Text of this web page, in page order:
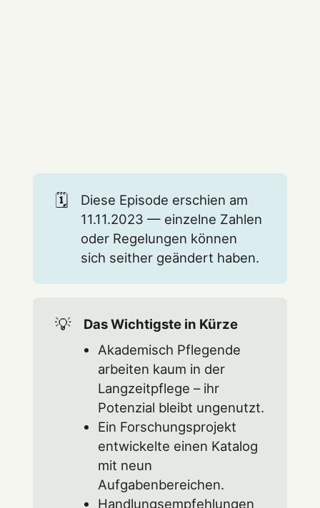
🗓️
Diese Episode erschien am
11.11.2023 — einzelne Zahlen
oder Regelungen können
sich seither geändert haben.
💡
Das Wichtigste in Kürze
Akademisch Pflegende
arbeiten kaum in der
Langzeitpflege – ihr
Potenzial bleibt ungenutzt.
Ein Forschungsprojekt
entwickelte einen Katalog
mit neun
Aufgabenbereichen.
Handlungsempfehlungen